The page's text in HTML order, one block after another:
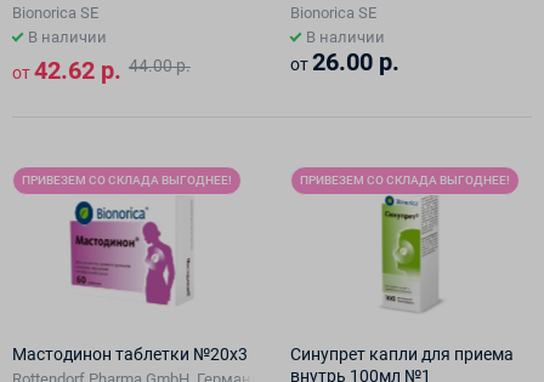
Bionorica SE
В наличии
от42.62 р. 44.00 р.
Bionorica SE
В наличии
от26.00 р.
ПРИВЕЗЕМ СО СКЛАДА ВЫГОДНЕЕ!
Мастодинон таблетки №20х3
ПРИВЕЗЕМ СО СКЛАДА ВЫГОДНЕЕ!
Синупрет капли для приема
внутрь 100мл №1